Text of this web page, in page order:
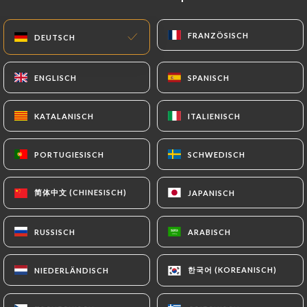
DEUTSCH FRANZÖSISCH
ENGLISCH SPANISCH
KATALANISCH ITALIENISCH
PORTUGIESISCH SCHWEDISCH
简体中文 (CHINESISCH) JAPANISCH
RUSSISCH ARABISCH
NIEDERLÄNDISCH 한국어 (KOREANISCH)
/
Kontakt
Kare-Ramen & Curry
DEUTSCH FRANZÖSISCH
ENGLISCH SPANISCH
KATALANISCH ITALIENISCH
PORTUGIESISCH SCHWEDISCH
简体中文 (CHINESISCH) JAPANISCH
RUSSISCH ARABISCH
NIEDERLÄNDISCH 한국어 (KOREANISCH)